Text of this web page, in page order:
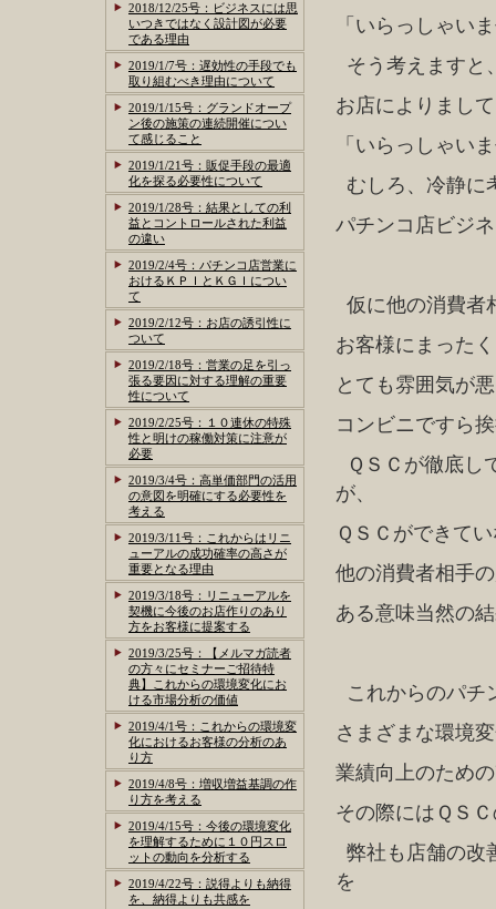
「いらっしゃい
そう考えますと
お店によりまし
「いらっしゃい
むしろ、冷静に
パチンコ店ビジ
仮に他の消費者
お客様にまった
とても雰囲気が
コンビニですら
ＱＳＣが徹底し
が、
ＱＳＣができて
他の消費者相手
ある意味当然の
これからのパチ
さまざまな環境
業績向上のため
その際にはＱＳ
弊社も店舗の改
を
2018/12/25号：ビジネスには思
いつきではなく設計図が必要
である理由
2019/1/7号：遅効性の手段でも
取り組むべき理由について
2019/1/15号：グランドオープ
ン後の施策の連続開催につい
て感じること
2019/1/21号：販促手段の最適
化を探る必要性について
2019/1/28号：結果としての利
益とコントロールされた利益
の違い
2019/2/4号：パチンコ店営業に
おけるＫＰＩとＫＧＩについ
て
2019/2/12号：お店の誘引性に
ついて
2019/2/18号：営業の足を引っ
張る要因に対する理解の重要
性について
2019/2/25号：１０連休の特殊
性と明けの稼働対策に注意が
必要
2019/3/4号：高単価部門の活用
の意図を明確にする必要性を
考える
2019/3/11号：これからはリニ
ューアルの成功確率の高さが
重要となる理由
2019/3/18号：リニューアルを
契機に今後のお店作りのあり
方をお客様に提案する
2019/3/25号：【メルマガ読者
の方々にセミナーご招待特
典】これからの環境変化にお
ける市場分析の価値
2019/4/1号：これからの環境変
化におけるお客様の分析のあ
り方
2019/4/8号：増収増益基調の作
り方を考える
2019/4/15号：今後の環境変化
を理解するために１０円スロ
ットの動向を分析する
2019/4/22号：説得よりも納得
を、納得よりも共感を